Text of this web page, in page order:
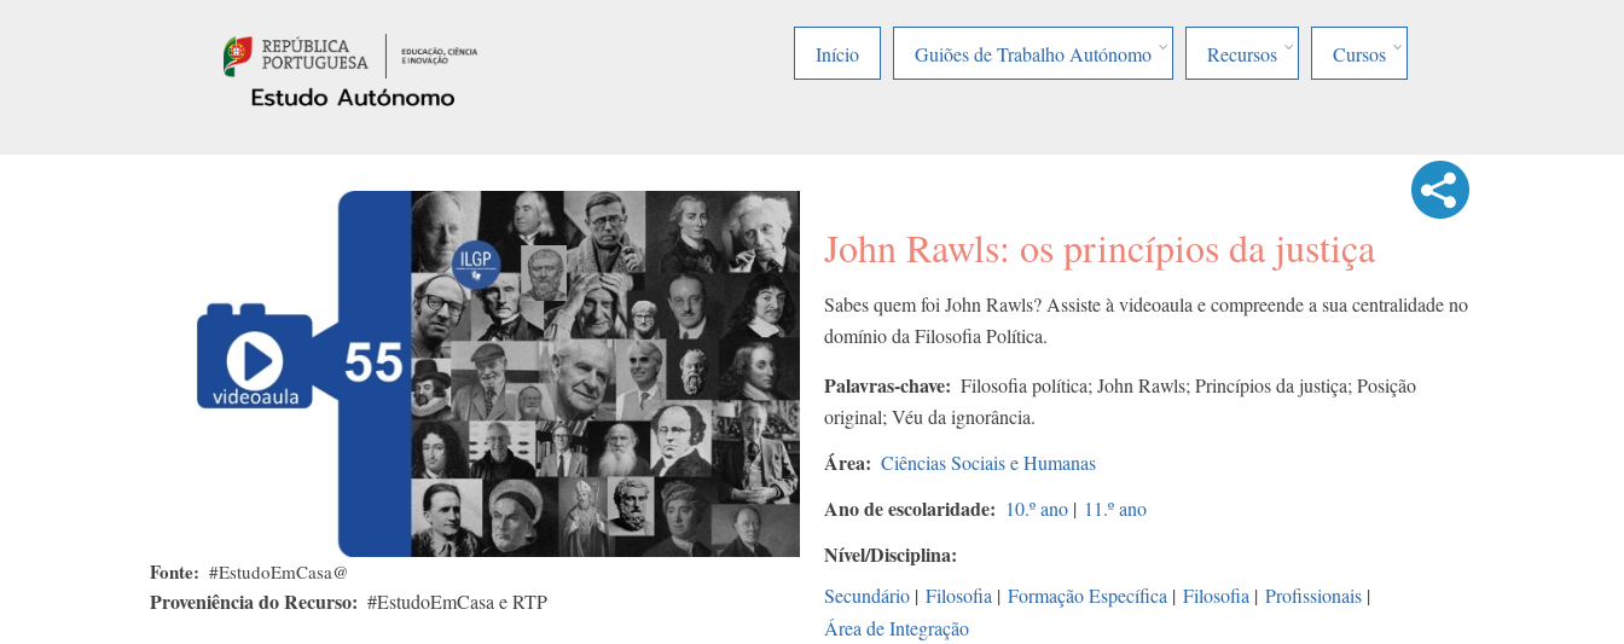
Início
Guiões de Trabalho Autónomo Recursos Cursos
Fonte #EstudoEmCasa@
Proveniência do Recurso #EstudoEmCasa e RTP
John Rawls: os princípios da justiça
Sabes quem foi John Rawls? Assiste à videoaula e compreende a sua centralidade no
domínio da Filosofia Política.
Palavras-chave
Filosofia política; John Rawls; Princípios da justiça; Posição
original; Véu da ignorância.
Área Ciências Sociais e Humanas
Ano de escolaridade 10.º ano | 11.º ano
Nível/Disciplina
Secundário | Filosofia | Formação Específica | Filosofia | Profissionais |
Área de Integração